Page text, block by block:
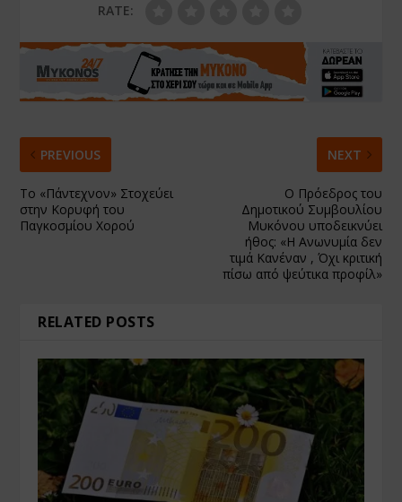
RATE:
PREVIOUS
Το «Πάντεχνον» Στοχεύει
στην Κορυφή του
Παγκοσμίου Χορού
NEXT
Ο Πρόεδρος του
Δημοτικού Συμβουλίου
Μυκόνου υποδεικνύει
ήθος: «Η Ανωνυμία δεν
τιμά Κανέναν , Όχι κριτική
πίσω από ψεύτικα προφίλ»
RELATED POSTS